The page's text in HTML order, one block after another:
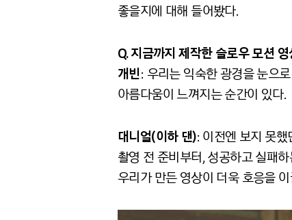
좋을지에 대해 들어봤다.
Q. 지금까지 제작한 슬로우 모션 영
개빈: 우리는 익숙한 광경을 눈으
아름다움이 느껴지는 순간이 있다.
대니얼(이하 댄): 이전엔 보지 못했
촬영 전 준비부터, 성공하고 실패
우리가 만든 영상이 더욱 호응을